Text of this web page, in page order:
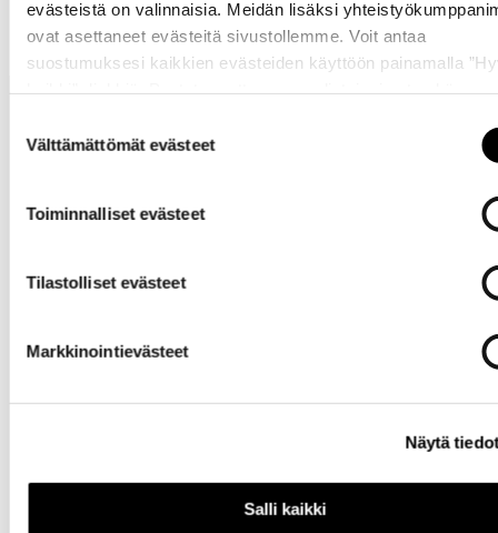
evästeistä on valinnaisia. Meidän lisäksi
ovat asettaneet evästeitä sivustollemme. Voit antaa
suostumuksesi kaikkien evästeiden käyttöön painamalla
valinta
Välttämättömät evästeet
Toiminnalliset evästeet
Tilastolliset evästeet
Markkinointievästeet
Näytä
Salli kaikki
apua?